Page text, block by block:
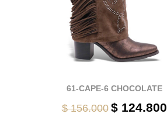
61-CAPE-6 CHOCOLATE
$ 156.000 $ 124.800